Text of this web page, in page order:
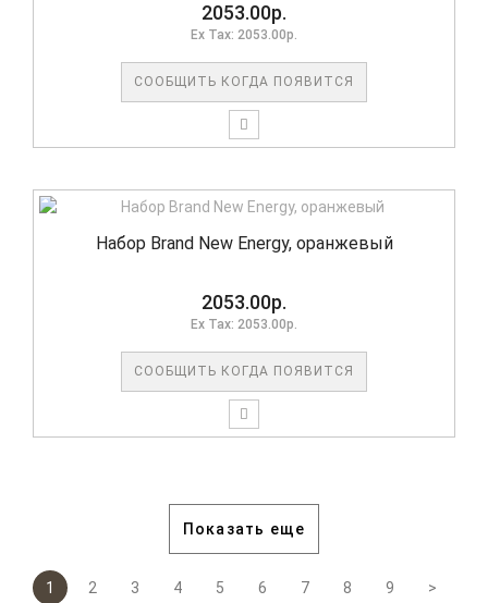
2053.00р.
Ex Tax: 2053.00р.
СООБЩИТЬ КОГДА ПОЯВИТСЯ
Набор Brand New Energy, оранжевый
2053.00р.
Ex Tax: 2053.00р.
СООБЩИТЬ КОГДА ПОЯВИТСЯ
Показать еще
1 2 3 4 5 6 7 8 9
>